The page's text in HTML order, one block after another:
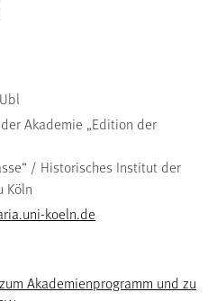
Akademie „Edition der
/ Historisches Institut der
Köln
koeln.de
Akademienprogramm und zu